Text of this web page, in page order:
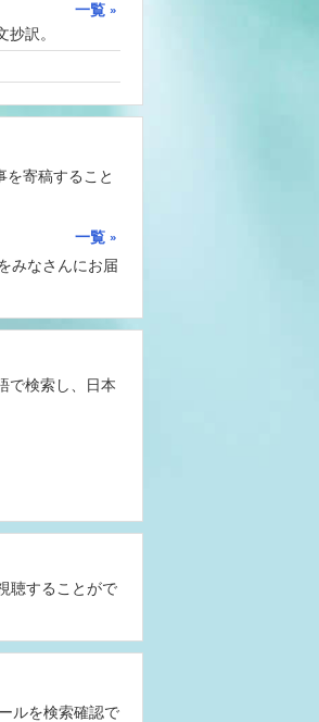
一覧
訳。
寄稿すること
一覧
みなさんにお届
で検索し、日本
聴することがで
ルを検索確認で